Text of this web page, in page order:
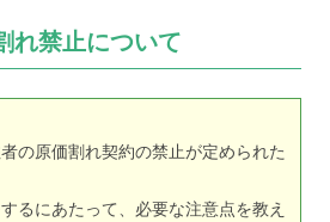
れ禁止について
の原価割れ契約の禁止が定められた
るにあたって、必要な注意点を教え